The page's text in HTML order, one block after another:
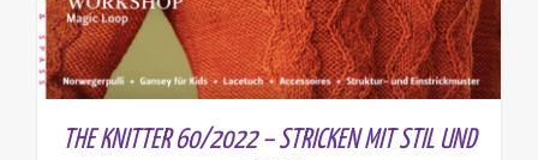
THE KNITTER 60/2022 – STRICKEN MIT STIL UND